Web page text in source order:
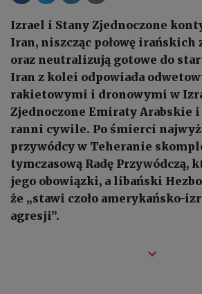
Izrael i Stany Zjednoczone
Iran, niszcząc połowę irańskich
oraz neutralizują gotowe do
Iran z kolei odpowiada
rakietowymi i dronowymi w
Zjednoczone Emiraty Arabskie i
ranni cywile. Po śmierci
przywódcy w Teheranie
tymczasową Radę Przywódczą,
jego obowiązki, a libański
że „stawi czoło amerykańsko-
agresji”.